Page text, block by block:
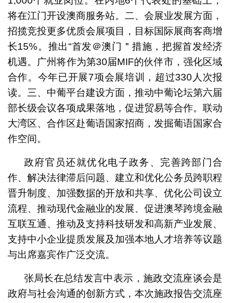
将在江门开设澳商服务站。二、会展业发展方面，
招揽竞投更多优质会展项目，目标国际展商客商增
长15%。推出“首发＠澳门＂措施，把握首发经济
机遇。广州将作为第30届MIF的伙伴市，强化区域
合作。今年已开展7项会展培训，超过330人次报
读。三、中葡平台建设方面，推动中葡论坛第六届
部长级会议各项成果落地，促进贸易等合作。联动
大湾区、合作区赴葡语国家招商，发掘葡语国家合
作空间。
政府官员还就优化电子政务、完善跨部门合
作、解决法律滞后问题、建立和优化公务员跨职程
晋升制度、加强数据的开放和共享、优化公司设立
流程、推动现代金融业的发展、促进澳琴跨境金融
互联互通、推动及支持科技研发和高新产业发展、
支持中小企业提质发展及加强本地人才培养等议题
与出席嘉宾作广泛交流。
张局长在总结发言中表示，施政交流座谈会是
政府与社会沟通的创新方式，本次施政报告交流座